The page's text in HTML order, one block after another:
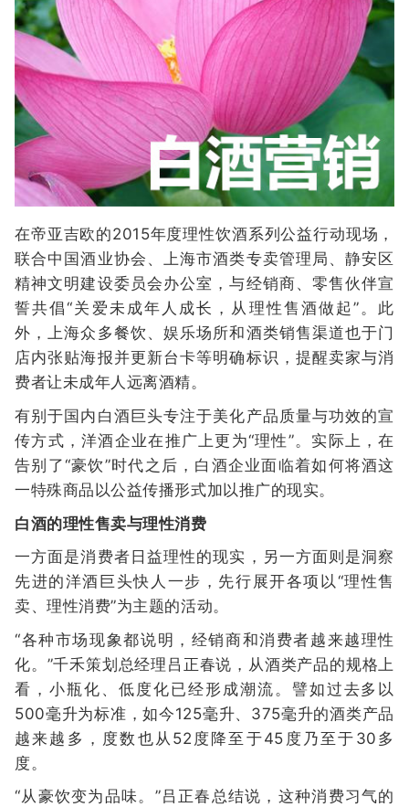
在帝亚吉欧的2015年度理性饮酒系列公益行动现场，
联合中国酒业协会、上海市酒类专卖管理局、静安区
精神文明建设委员会办公室，与经销商、零售伙伴宣
誓共倡“关爱未成年人成长，从理性售酒做起”。此
外，上海众多餐饮、娱乐场所和酒类销售渠道也于门
店内张贴海报并更新台卡等明确标识，提醒卖家与消
费者让未成年人远离酒精。
有别于国内白酒巨头专注于美化产品质量与功效的宣
传方式，洋酒企业在推广上更为“理性”。实际上，在
告别了“豪饮”时代之后，白酒企业面临着如何将酒这
一特殊商品以公益传播形式加以推广的现实。
白酒的理性售卖与理性消费
一方面是消费者日益理性的现实，另一方面则是洞察
先进的洋酒巨头快人一步，先行展开各项以“理性售
卖、理性消费”为主题的活动。
“各种市场现象都说明，经销商和消费者越来越理性
化。”千禾策划总经理吕正春说，从酒类产品的规格上
看，小瓶化、低度化已经形成潮流。譬如过去多以
500毫升为标准，如今125毫升、375毫升的酒类产品
越来越多，度数也从52度降至于45度乃至于30多
度。
“从豪饮变为品味。”吕正春总结说，这种消费习气的